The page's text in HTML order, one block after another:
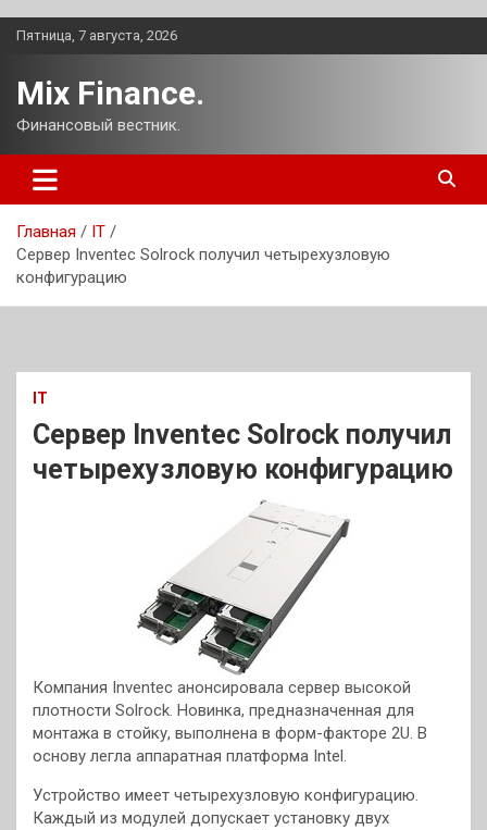
Перейти
Пятница, 7 августа, 2026
Mix Finance.
Финансовый вестник.
Главная
IT
Сервер Inventec Solrock получил четырехузловую
конфигурацию
IT
Сервер Inventec Solrock получил
четырехузловую конфигурацию
Компания Inventec анонсировала сервер высокой
плотности Solrock. Новинка, предназначенная для
монтажа в стойку, выполнена в форм-факторе 2U. В
основу легла аппаратная платформа Intel.
Устройство имеет четырехузловую конфигурацию.
Каждый из модулей допускает установку двух